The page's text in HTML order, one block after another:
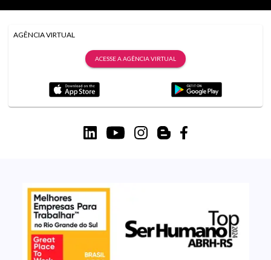
AGÊNCIA VIRTUAL
ACESSE A AGÊNCIA VIRTUAL